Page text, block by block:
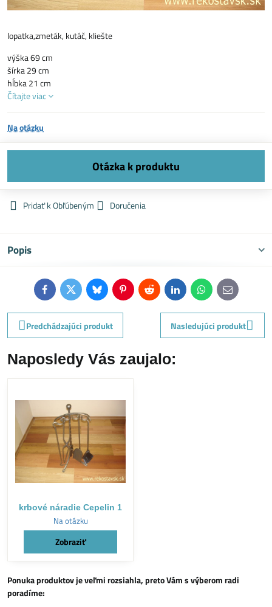
lopatka,zmeták, kutáč, kliešte
výška 69 cm
šírka 29 cm
hĺbka 21 cm
Čítajte viac
Na otázku
Pridať k Obľúbeným Doručenia
Popis
FacebookTwitterBlueskyPinterestReddit LinkedInWhatsApp
E-
mail
Predchádzajúci produkt
Nasledujúci produkt
Naposledy Vás zaujalo:
krbové náradie Cepelin 1
Na otázku
Zobraziť
Ponuka produktov je veľmi rozsiahla, preto Vám s výberom radi
poradíme: